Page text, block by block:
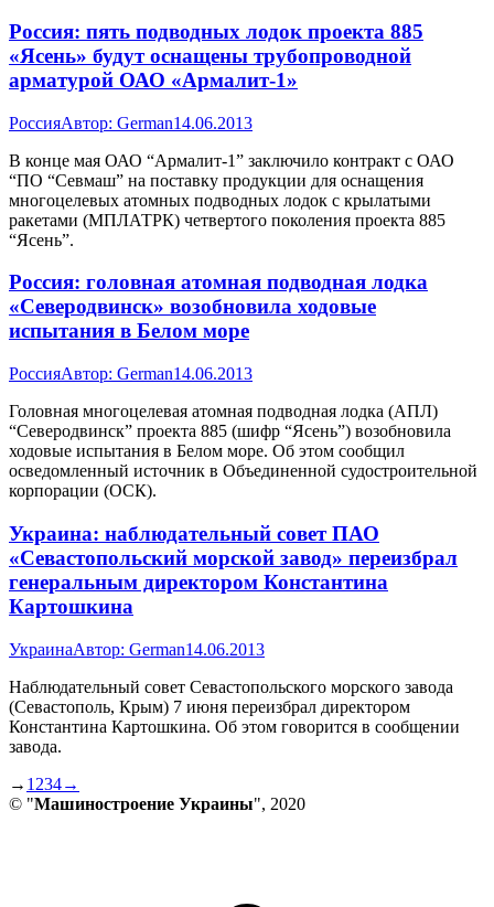
Россия: пять подводных лодок проекта 885
«Ясень» будут оснащены трубопроводной
арматурой ОАО «Армалит-1»
РоссияАвтор: German14.06.2013
В конце мая ОАО “Армалит-1” заключило контракт с ОАО
“ПО “Севмаш” на поставку продукции для оснащения
многоцелевых атомных подводных лодок c крылатыми
ракетами (МПЛАТРК) четвертого поколения проекта 885
“Ясень”.
Россия: головная атомная подводная лодка
«Северодвинск» возобновила ходовые
испытания в Белом море
РоссияАвтор: German14.06.2013
Головная многоцелевая атомная подводная лодка (АПЛ)
“Северодвинск” проекта 885 (шифр “Ясень”) возобновила
ходовые испытания в Белом море. Об этом сообщил
осведомленный источник в Объединенной судостроительной
корпорации (ОСК).
Украина: наблюдательный совет ПАО
«Севастопольский морской завод» переизбрал
генеральным директором Константина
Картошкина
УкраинаАвтор: German14.06.2013
Наблюдательный совет Севастопольского морского завода
(Севастополь, Крым) 7 июня переизбрал директором
Константина Картошкина. Об этом говорится в сообщении
завода.
→ 1 234→
© "Машиностроение Украины", 2020